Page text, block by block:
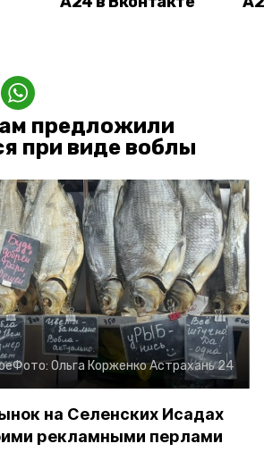
предложили
при виде воблы
Фото: Ольга КорженкоАстрахань 24
на Селенских Исадах
рекламными перлами